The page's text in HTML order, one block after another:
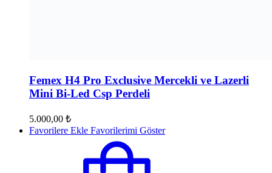
Femex H4 Pro Exclusive Mercekli ve Lazerli
Mini Bi-Led Csp Perdeli
5.000,00 ₺
Favorilere Ekle Favorilerimi Göster